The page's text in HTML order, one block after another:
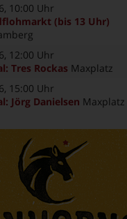
, 10:00 Uhr
(bis 13 Uhr)
, 12:00 Uhr
Tres Rockas Maxplatz
, 15:00 Uhr
Jörg Danielsen Maxplatz